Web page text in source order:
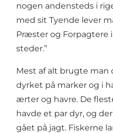
nogen andensteds i
med sit Tyende lever
Præster og Forpagtere
steder.”
Mest af alt brugte man
dyrket på marker og i
ærter og havre. De
havde et par dyr, og
gået på jagt. Fiskerne